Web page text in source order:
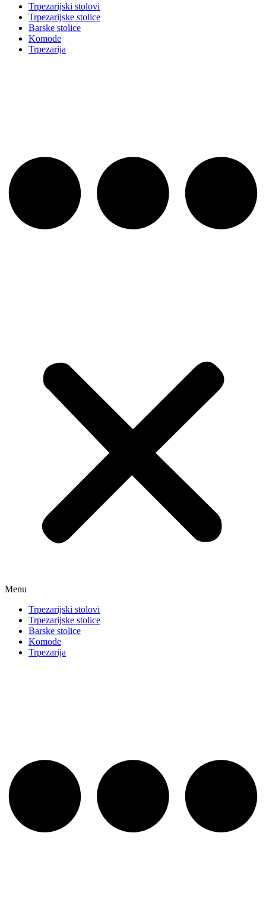
Trpezarijski stolovi
Trpezarijske stolice
Barske stolice
Komode
Trpezarija
Menu
Trpezarijski stolovi
Trpezarijske stolice
Barske stolice
Komode
Trpezarija